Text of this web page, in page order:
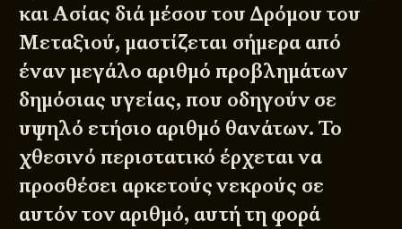
και Ασίας διά μέσου του Δρόμου του
Μεταξιού, μαστίζεται σήμερα από
έναν μεγάλο αριθμό προβλημάτων
δημόσιας υγείας, που οδηγούν σε
υψηλό ετήσιο αριθμό θανάτων. Το
χθεσινό περιστατικό έρχεται να
προσθέσει αρκετούς νεκρούς σε
αυτόν τον αριθμό, αυτή τη φορά